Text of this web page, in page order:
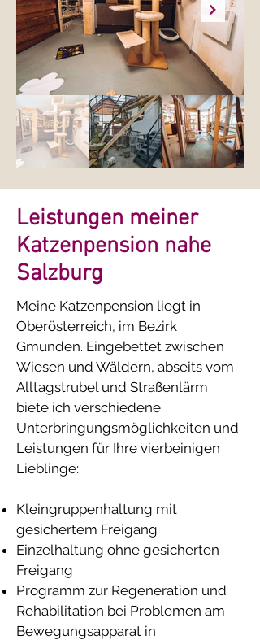
Leistungen meiner
Katzenpension nahe
Salzburg
Meine Katzenpension liegt in
Oberösterreich, im Bezirk
Gmunden. Eingebettet zwischen
Wiesen und Wäldern, abseits vom
Alltagstrubel und Straßenlärm
biete ich verschiedene
Unterbringungsmöglichkeiten und
Leistungen für Ihre vierbeinigen
Lieblinge:
Kleingruppenhaltung mit
gesichertem Freigang
Einzelhaltung ohne gesicherten
Freigang
Programm zur Regeneration und
Rehabilitation bei Problemen am
Bewegungsapparat in